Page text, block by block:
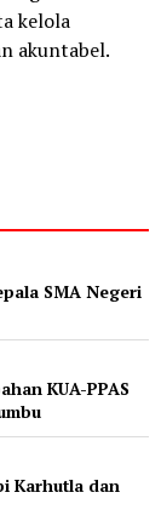
kelola
akuntabel.
SMA Negeri
KUA-PPAS
Karhutla dan